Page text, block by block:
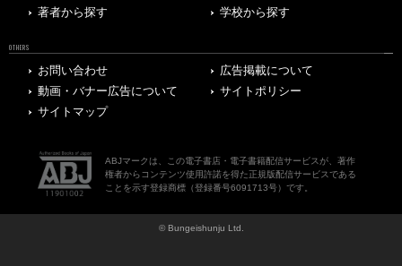
著者から探す
学校から探す
OTHERS
お問い合わせ
広告掲載について
動画・バナー広告について
サイトポリシー
サイトマップ
ABJマークは、この電子書店・電子書籍配信サービスが、著作
権者からコンテンツ使用許諾を得た正規版配信サービスである
ことを示す登録商標（登録番号6091713号）です。
© Bungeishunju Ltd.